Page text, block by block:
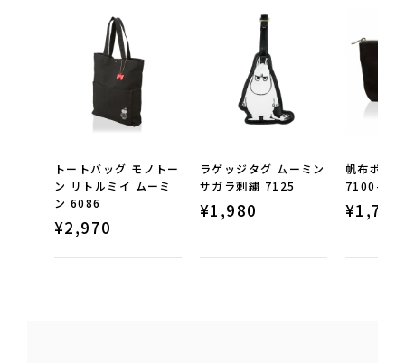
トートバッグ モノトー
ン リトルミイ ムーミ
ン 6086
¥2,970
ラゲッジタグ ムーミン
サガラ刺繍 7125
¥1,980
帆布ポー
7100-M
¥1,760